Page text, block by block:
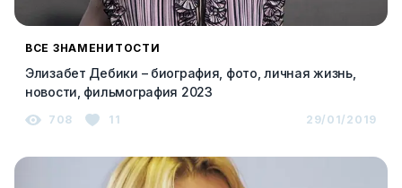
ВСЕ ЗНАМЕНИТОСТИ
Элизабет Дебики – биография, фото, личная жизнь,
новости, фильмография 2023
708 11 29/01/2019